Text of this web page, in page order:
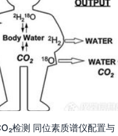
检测 同位素质谱仪配置与